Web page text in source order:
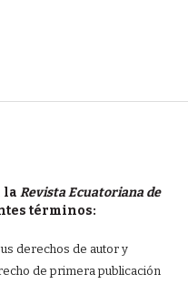
la Revista Ecuatoriana de
términos:
derechos de autor y
de primera publicación